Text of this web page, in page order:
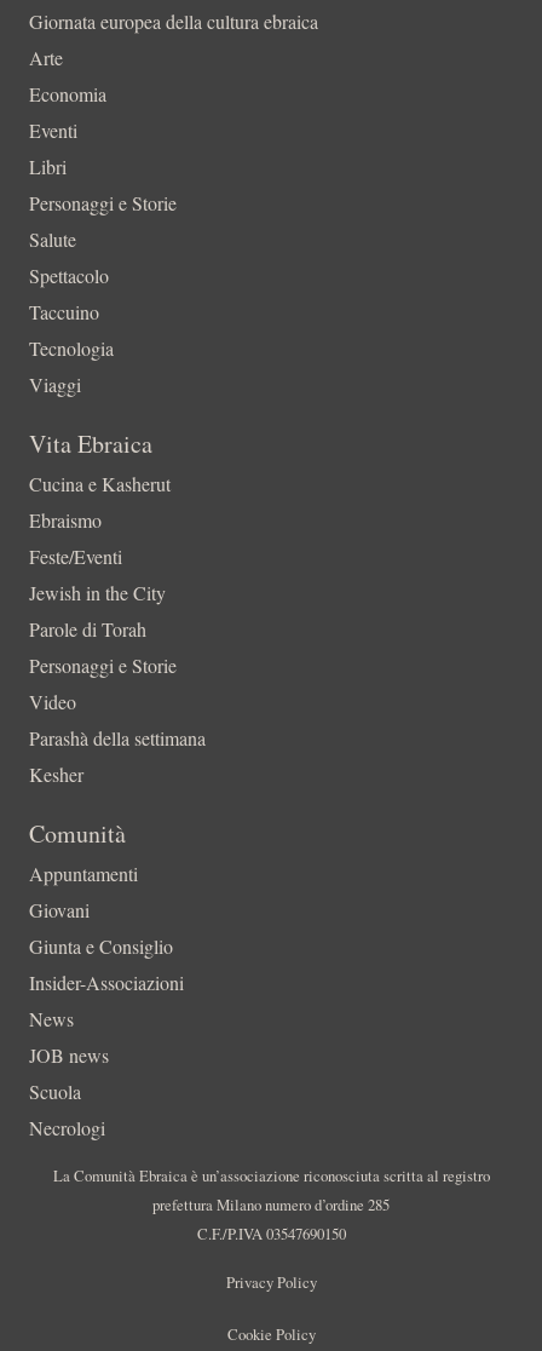
Giornata europea della cultura ebraica
Arte
Economia
Eventi
Libri
Personaggi e Storie
Salute
Spettacolo
Taccuino
Tecnologia
Viaggi
Vita Ebraica
Cucina e Kasherut
Ebraismo
Feste/Eventi
Jewish in the City
Parole di Torah
Personaggi e Storie
Video
Parashà della settimana
Kesher
Comunità
Appuntamenti
Giovani
Giunta e Consiglio
Insider-Associazioni
News
JOB news
Scuola
Necrologi
La Comunità Ebraica è un’associazione riconosciuta scritta al registro
prefettura Milano numero d’ordine 285
C.F./P.IVA 03547690150
Privacy Policy
Cookie Policy